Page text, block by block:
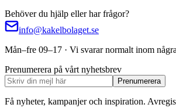
Behöver du hjälp eller har frågor?
info@kakelbolaget.se
Mån–fre 09–17 · Vi svarar normalt inom
Prenumerera på vårt nyhetsbrev
Prenumerera
Få nyheter, kampanjer och inspiration.